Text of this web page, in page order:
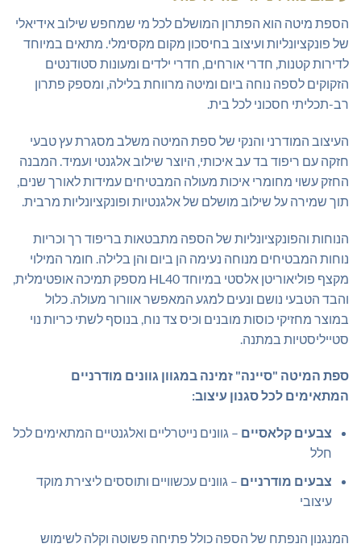
הספת מיטה הוא הפתרון המושלם לכל מי שמחפש שילוב אידיאלי
של פונקציונליות ועיצוב בחיסכון מקום מקסימלי. מתאים במיוחד
לדירות קטנות, חדרי אורחים, חדרי ילדים ומעונות סטודנטים
הזקוקים לספה נוחה ביום ומיטה מרווחת בלילה, ומספק פתרון
רב-תכליתי חסכוני לכל בית.
העיצוב המודרני והנקי של ספת המיטה משלב מסגרת עץ טבעי
חזקה עם ריפוד בד עב איכותי, היוצר שילוב אלגנטי ועמיד. המבנה
החזק עשוי מחומרי איכות מעולה המבטיחים עמידות לאורך שנים,
תוך שמירה על שילוב מושלם של אלגנטיות ופונקציונליות מרבית.
הנוחות והפונקציונליות של הספה מתבטאות בריפוד רך וכריות
נוחות המבטיחים מנוחה נעימה הן ביום והן בלילה. חומר המילוי
מקצף פוליאוריטן אלסטי במיוחד HL40 מספק תמיכה אופטימלית,
והבד הטבעי נושם ונעים למגע המאפשר אוורור מעולה. כלול
במוצר מחזיקי כוסות מובנים וכיס צד נוח, בנוסף לשתי כריות נוי
סטייליסטיות במתנה.
ספת המיטה "סיינה" זמינה במגוון גוונים מודרניים
המתאימים לכל סגנון עיצוב:
צבעים קלאסיים – גוונים נייטרליים ואלגנטיים המתאימים לכל
חלל
צבעים מודרניים – גוונים עכשוויים ותוססים ליצירת מוקד
עיצובי
המנגנון הנפתח של הספה כולל פתיחה פשוטה וקלה לשימוש